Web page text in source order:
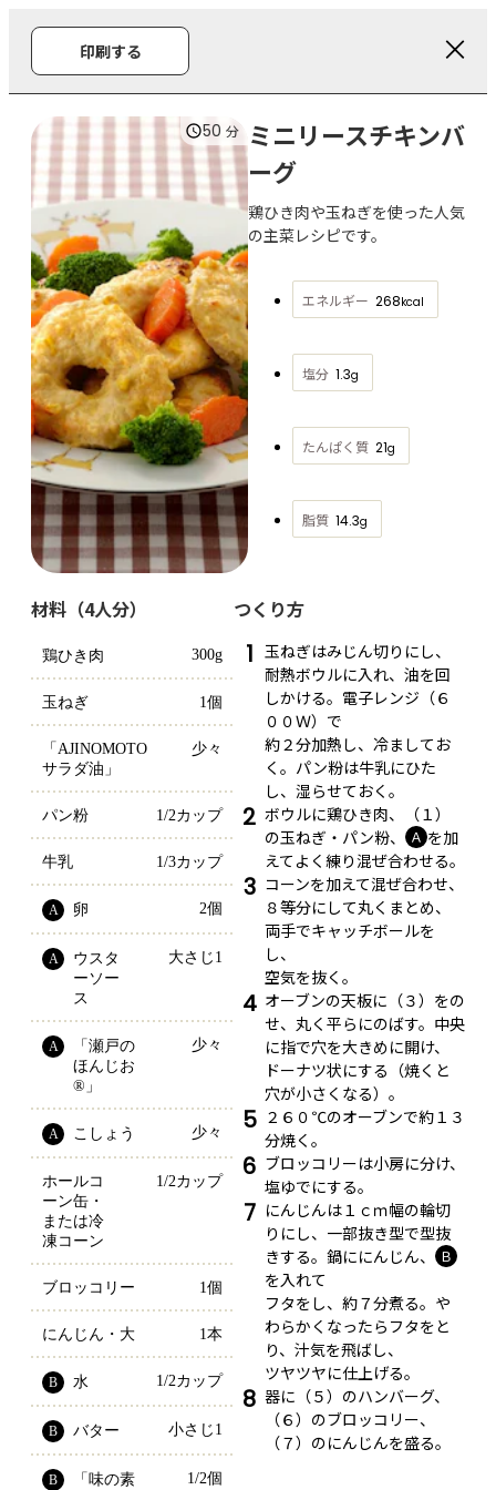
印刷する
50 分
ミニリースチキンバ
ーグ
鶏ひき肉や玉ねぎを使った人気
の主菜レシピです。
エネルギー 268kcal
塩分 1.3g
たんぱく質 21g
脂質 14.3g
材料（4人分）
鶏ひき肉 300g
玉ねぎ 1個
「AJINOMOTO
サラダ油」
少々
パン粉 1/2カップ
牛乳 1/3カップ
A 卵 2個
A
ウスタ
ーソー
ス
大さじ1
A
「瀬戸の
ほんじお
®」
少々
A こしょう 少々
ホールコ
ーン缶・
または冷
凍コーン
1/2カップ
ブロッコリー 1個
にんじん・大 1本
B 水 1/2カップ
B バター 小さじ1
B 「味の素 1/2個
つくり方
1 玉ねぎはみじん切りにし、
耐熱ボウルに入れ、油を回
しかける。電子レンジ（６
００Ｗ）で
約２分加熱し、冷ましてお
く。パン粉は牛乳にひた
し、湿らせておく。
2 ボウルに鶏ひき肉、（１）
の玉ねぎ・パン粉、
Ａ を加
えてよく練り混ぜ合わせる。
3 コーンを加えて混ぜ合わせ、
８等分にして丸くまとめ、
両手でキャッチボールを
し、
空気を抜く。
4 オーブンの天板に（３）をの
せ、丸く平らにのばす。中央
に指で穴を大きめに開け、
ドーナツ状にする（焼くと
穴が小さくなる）。
5 ２６０℃のオーブンで約１３
分焼く。
6 ブロッコリーは小房に分け、
塩ゆでにする。
7 にんじんは１ｃｍ幅の輪切
りにし、一部抜き型で型抜
きする。鍋ににんじん、
Ｂ
を入れて
フタをし、約７分煮る。や
わらかくなったらフタをと
り、汁気を飛ばし、
ツヤツヤに仕上げる。
8 器に（５）のハンバーグ、
（６）のブロッコリー、
（７）のにんじんを盛る。